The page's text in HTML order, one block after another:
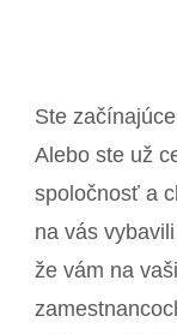
Ste
Alebo ste už
spoločnosť a
na vás
že vám na